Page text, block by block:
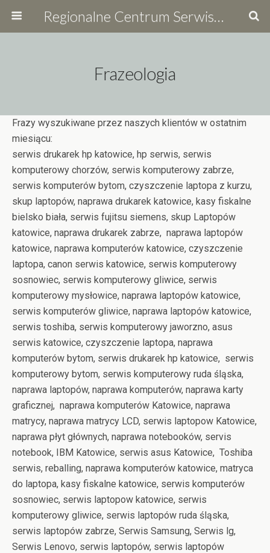
Regionalne Centrum Serwisowe
Frazeologia
Frazy wyszukiwane przez naszych klientów w ostatnim
miesiącu:
serwis drukarek hp katowice, hp serwis, serwis
komputerowy chorzów, serwis komputerowy zabrze,
serwis komputerów bytom, czyszczenie laptopa z kurzu,
skup laptopów, naprawa drukarek katowice, kasy fiskalne
bielsko biała, serwis fujitsu siemens, skup Laptopów
katowice, naprawa drukarek zabrze, naprawa laptopów
katowice, naprawa komputerów katowice, czyszczenie
laptopa, canon serwis katowice, serwis komputerowy
sosnowiec, serwis komputerowy gliwice, serwis
komputerowy mysłowice, naprawa laptopów katowice,
serwis komputerów gliwice, naprawa laptopów katowice,
serwis toshiba, serwis komputerowy jaworzno, asus
serwis katowice, czyszczenie laptopa, naprawa
komputerów bytom, serwis drukarek hp katowice, serwis
komputerowy bytom, serwis komputerowy ruda śląska,
naprawa laptopów, naprawa komputerów, naprawa karty
graficznej, naprawa komputerów Katowice, naprawa
matrycy, naprawa matrycy LCD, serwis laptopow Katowice,
naprawa płyt głównych, naprawa notebooków, servis
notebook, IBM Katowice, serwis asus Katowice, Toshiba
serwis, reballing, naprawa komputerów katowice, matryca
do laptopa, kasy fiskalne katowice, serwis komputerów
sosnowiec, serwis laptopow katowice, serwis
komputerowy gliwice, serwis laptopów ruda śląska,
serwis laptopów zabrze, Serwis Samsung, Serwis lg,
Serwis Lenovo, serwis laptopów, serwis laptopów